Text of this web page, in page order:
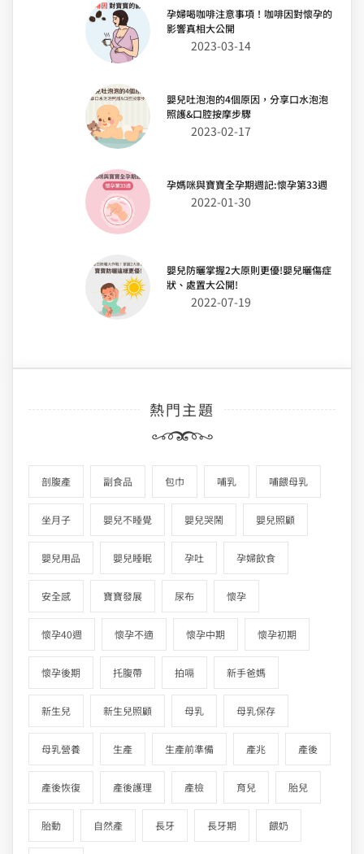
孕婦喝咖啡注意事項！咖啡因對懷孕的
影響真相大公開
2023-03-14
嬰兒吐泡泡的4個原因，分享口水泡泡
照護&口腔按摩步驟
2023-02-17
孕媽咪與寶寶全孕期週記:懷孕第33週
2022-01-30
嬰兒防曬掌握2大原則更優!嬰兒曬傷症
狀、處置大公開!
2022-07-19
熱門主題
剖腹產 副食品 包巾 哺乳 哺餵母乳
坐月子 嬰兒不睡覺 嬰兒哭鬧 嬰兒照顧
嬰兒用品 嬰兒睡眠 孕吐 孕婦飲食
安全感 寶寶發展 尿布 懷孕
懷孕40週 懷孕不適 懷孕中期 懷孕初期
懷孕後期 托腹帶 拍嗝 新手爸媽
新生兒 新生兒照顧 母乳 母乳保存
母乳營養 生產 生產前準備 產兆 產後
產後恢復 產後護理 產檢 育兒 胎兒
胎動 自然產 長牙 長牙期 餵奶